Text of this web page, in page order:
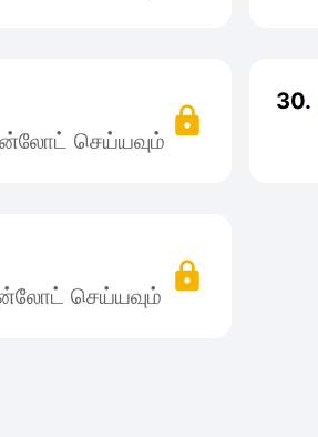
செய்யவும்
30.
செய்யவும்